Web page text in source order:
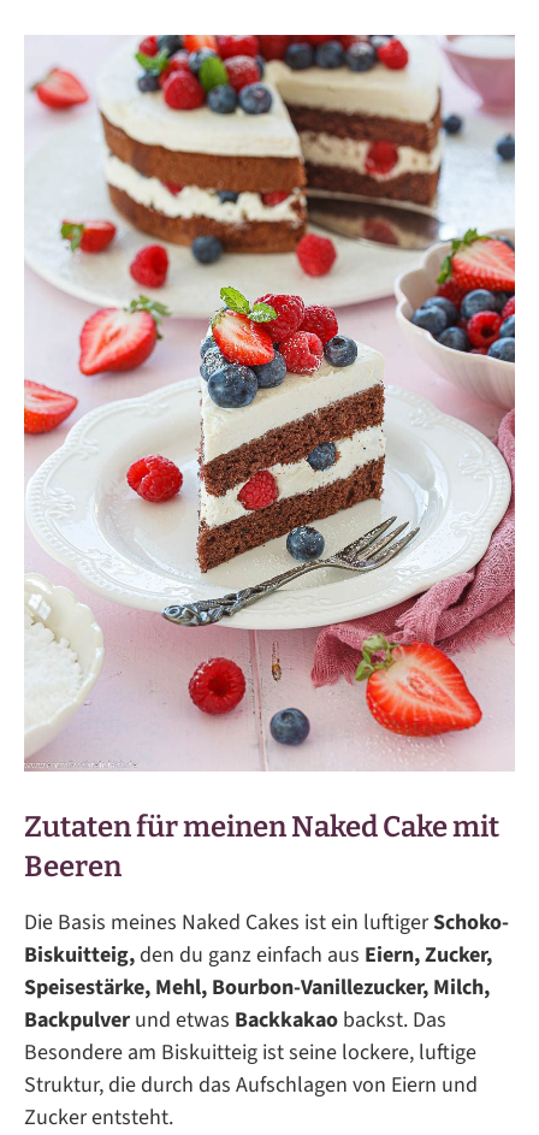
Zutaten für meinen Naked Cake mit
Beeren
Die Basis meines Naked Cakes ist ein luftigerSchoko-
Biskuitteig,den du ganz einfach aus Eiern, Zucker,
Speisestärke, Mehl, Bourbon-Vanillezucker, Milch,
Backpulver und etwas Backkakao backst. Das
Besondere am Biskuitteig ist seine lockere, luftige
Struktur, die durch das Aufschlagen von Eiern und
Zucker entsteht.